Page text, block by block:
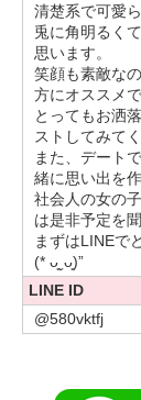
お洋服が好き
デニムなどの
み教えて欲しい
どちらかとい
映画館や水族
どたくさん行
あとは、景色
一緒に行きま
2人で楽しい
最後まで読ん
清楚系で可愛ら
兎に角明るく
思います。
笑顔も素敵な
方にオススメ
とってもお洒
ストしてみて
また、デート
緒に思い出を
社会人の女の
は是非予定を
まずはLINEで
(* ᴗ͈ˬᴗ͈)”
LINE ID
@580vktfj